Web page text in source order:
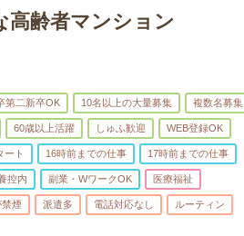
高齢者マンション
第二新卒OK 10名以上の大量募集 複数名募集
60歳以上活躍 しゅふ歓迎 WEB登録OK
ート 16時前までの仕事 17時前までの仕事
控内 副業・WワークOK 医療福祉
煙 派遣多 電話対応なし ルーティン